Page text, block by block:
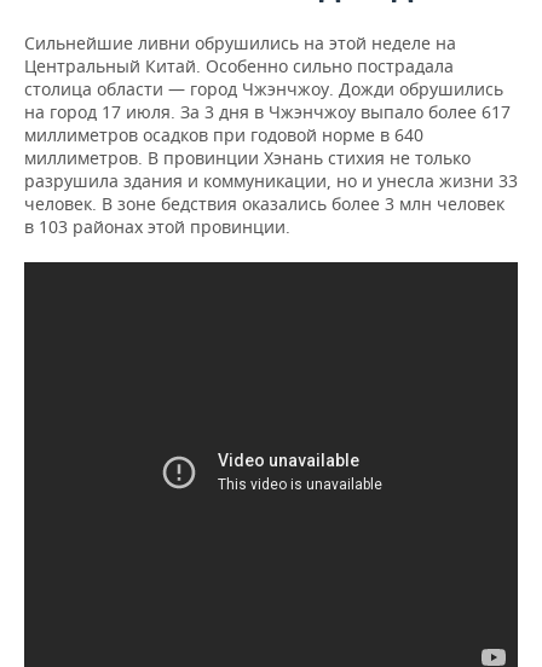
Сильнейшие ливни обрушились на этой неделе на
Центральный Китай. Особенно сильно пострадала
столица области — город Чжэнчжоу. Дожди обрушились
на город 17 июля. За 3 дня в Чжэнчжоу выпало более 617
миллиметров осадков при годовой норме в 640
миллиметров. В провинции Хэнань стихия не только
разрушила здания и коммуникации, но и унесла жизни 33
человек. В зоне бедствия оказались более 3 млн человек
в 103 районах этой провинции.